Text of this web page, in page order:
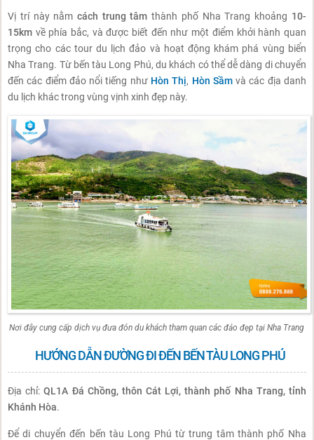
Vị trí này nằmcách trung tâm thành phố Nha Trang khoảng 10-
15km về phía bắc, và được biết đến như một điểm khởi hành quan
trọng cho các tour du lịch đảo và hoạt động khám phá vùng biển
Nha Trang. Từ bến tàu Long Phú, du khách có thể dễ dàng di chuyển
đến các điểm đảo nổi tiếng như Hòn Thị, Hòn Sầmvà các địa danh
du lịch khác trong vùng vịnh xinh đẹp này.
Nơi đây cung cấp dịch vụ đưa đón du khách tham quan các đảo đẹp tại Nha Trang
HƯỚNG DẪN ĐƯỜNG ĐI ĐẾN BẾN TÀU LONG PHÚ
Địa chỉ:QL1A Đá Chồng, thôn Cát Lợi, thành phố Nha Trang, tỉnh
Khánh Hòa.
Để di chuyển đến bến tàu Long Phú từ trung tâm thành phố Nha